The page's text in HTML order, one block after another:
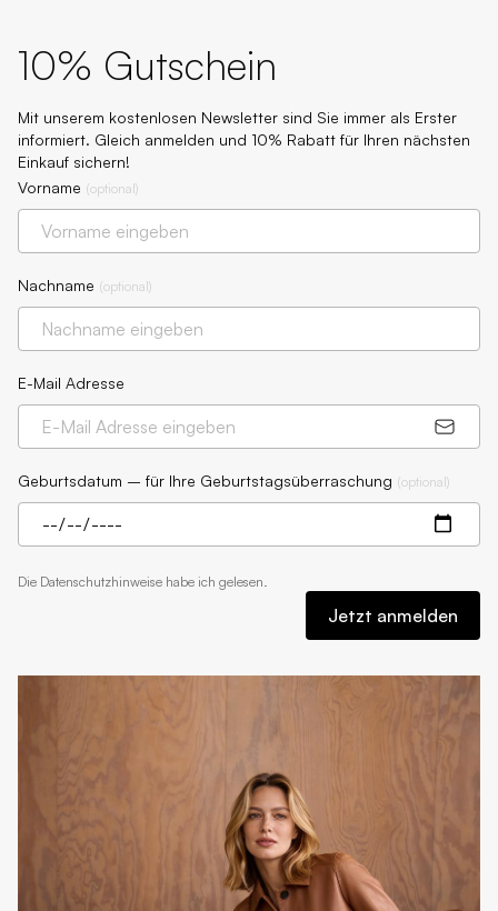
10% Gutschein
Mit unserem kostenlosen Newsletter sind Sie immer als Erster
informiert. Gleich anmelden und 10% Rabatt für Ihren nächsten
Einkauf sichern!
Vorname (optional)
Nachname (optional)
E-Mail Adresse
Geburtsdatum – für Ihre Geburtstagsüberraschung (optional)
Die Datenschutzhinweise habe ich gelesen.
Jetzt anmelden